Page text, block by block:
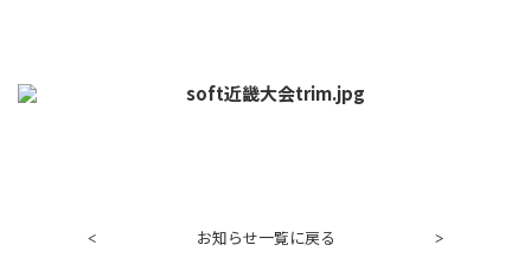
< お知らせ一覧に戻る >